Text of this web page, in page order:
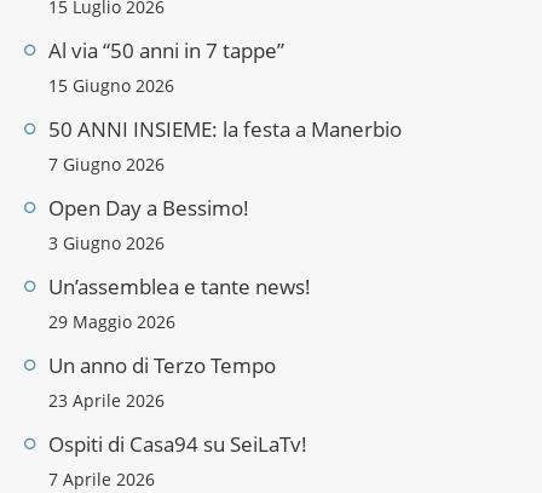
15 Luglio 2026
Al via “50 anni in 7 tappe”
15 Giugno 2026
50 ANNI INSIEME: la festa a Manerbio
7 Giugno 2026
Open Day a Bessimo!
3 Giugno 2026
Un’assemblea e tante news!
29 Maggio 2026
Un anno di Terzo Tempo
23 Aprile 2026
Ospiti di Casa94 su SeiLaTv!
7 Aprile 2026